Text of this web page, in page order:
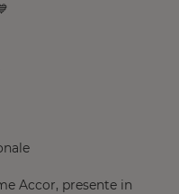
Accor, presente in